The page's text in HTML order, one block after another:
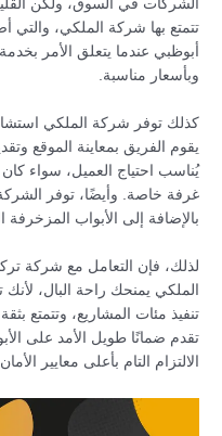
الشركات في السوق، ولكن
تتمتع بها شركة الملكي، والتي
أبوظبي عندما يتعلق الأمر
وبأسعار مناسبة.
كذلك توفر شركة الملكي
يقوم الفريق بمعاينة الموقع
يُناسب احتياج العميل، سواء
غرفة خاصة. وأيضًا، توفر
بالإضافة إلى الأبواب المزخرفة
لذلك، فإن التعامل مع شركة
الملكي يمنحك راحة البال،
تنفيذ مئات المشاريع، وتتمتع
تقدم ضمانًا طويل الأمد على
الالتزام التام بأعلى معايير